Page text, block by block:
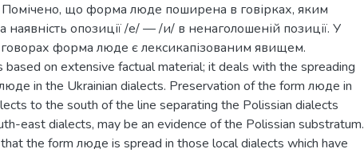
Помічено, що форма люде поширена в говірках, яким
наявність опозиції /е/ — /и/ в ненаголошеній позиції. У
форма люде є лексикапізованим явищем.
based on extensive factual material; it deals with the spreading
in the Ukrainian dialects. Preservation of the form люде in
to the south of the line separating the Polissian dialects
east dialects, may be an evidence of the Polissian substratum.
the form люде is spread in those local dialects which have